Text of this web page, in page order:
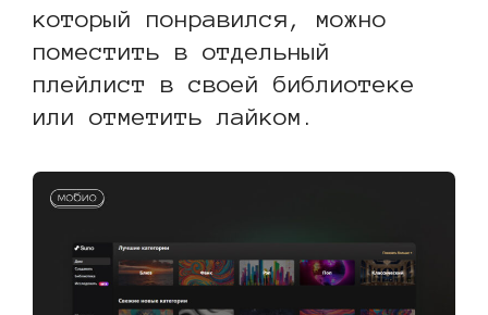
который понравился, можно
поместить в отдельный
плейлист в своей библиотеке
или отметить лайком.